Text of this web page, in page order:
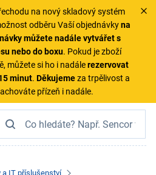
na nový skladový systém
odběru Vaší objednávkyna
můžete nadále vytvářet s
nebo do boxu. Pokud je zboží
můžete si ho i nadálerezervovat
minut. Děkujemeza trpělivost a
přízeň i nadále.
a IT příslušenství